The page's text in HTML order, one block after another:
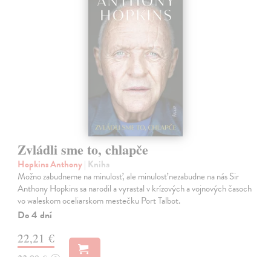
Zvládli sme to, chlapče
Hopkins Anthony| Kniha
Možno zabudneme na minulosť, ale minulosť nezabudne na nás Sir
Anthony Hopkins sa narodil a vyrastal v krízových a vojnových časoch
vo waleskom oceliarskom mestečku Port Talbot.
Do 4 dní
22,21 €